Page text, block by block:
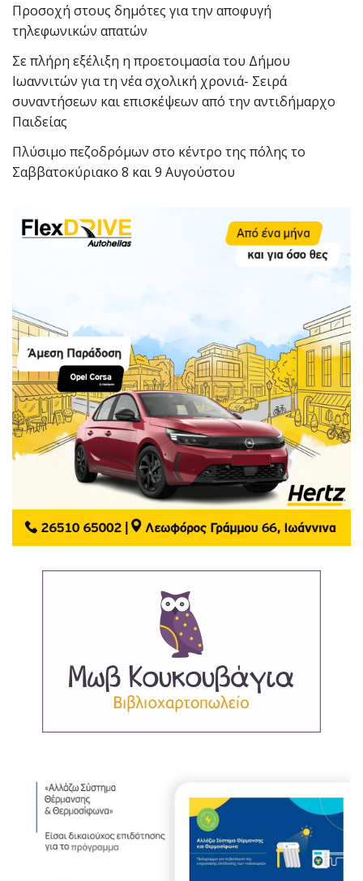
Προσοχή στους δημότες για την αποφυγή
τηλεφωνικών απατών
Σε πλήρη εξέλιξη η προετοιμασία του Δήμου
Ιωαννιτών για τη νέα σχολική χρονιά- Σειρά
συναντήσεων και επισκέψεων από την αντιδήμαρχο
Παιδείας
Πλύσιμο πεζοδρόμων στο κέντρο της πόλης το
Σαββατοκύριακο 8 και 9 Αυγούστου